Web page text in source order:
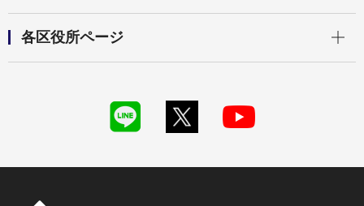
各区役所ページ